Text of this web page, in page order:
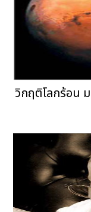
วิกฤติโลกร้อน